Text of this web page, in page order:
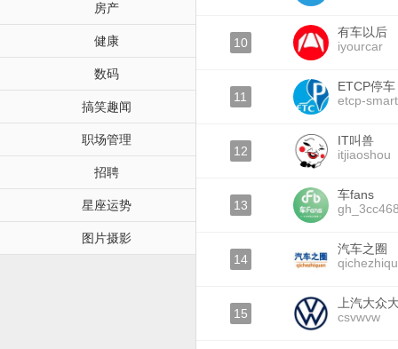
房产
健康
数码
搞笑趣闻
职场管理
招聘
星座运势
图片摄影
10
有车以后
iyourcar
11
ETCP停车
etcp-
12
IT叫兽
itjiaoshou
13
车fans
14
汽车之圈
15
上汽大众
csvwvw